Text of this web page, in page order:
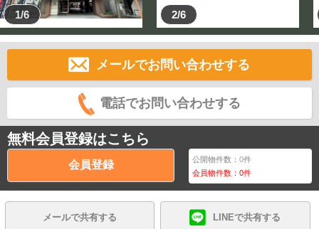
1/6 2/6
メールでお問い合わせする
電話でお問い合わせする
無料会員登録はこちら
会員登録 公開物件数：0件
会員物件数：0件
メールで共有する LINEで共有する